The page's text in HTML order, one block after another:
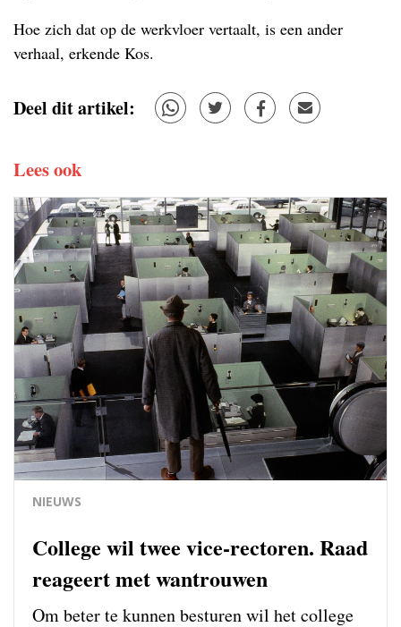
Hoe zich dat op de werkvloer vertaalt, is een ander
verhaal, erkende Kos.
Deel dit artikel:
Lees ook
NIEUWS
College wil twee vice-rectoren. Raad
reageert met wantrouwen
Om beter te kunnen besturen wil het college